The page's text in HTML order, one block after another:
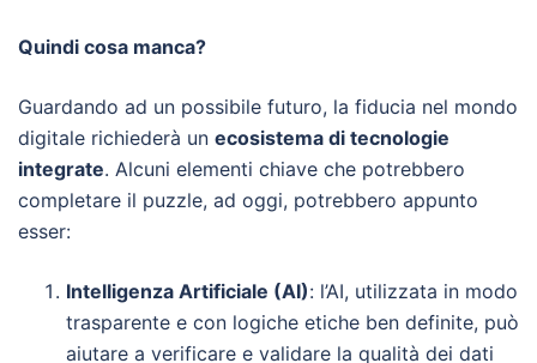
Quindi cosa manca?
Guardando ad un possibile futuro, la fiducia nel mondo
digitale richiederà un ecosistema di tecnologie
integrate. Alcuni elementi chiave che potrebbero
completare il puzzle, ad oggi, potrebbero appunto
esser:
Intelligenza Artificiale (AI): l’AI, utilizzata in modo
trasparente e con logiche etiche ben definite, può
aiutare a verificare e validare la qualità dei dati